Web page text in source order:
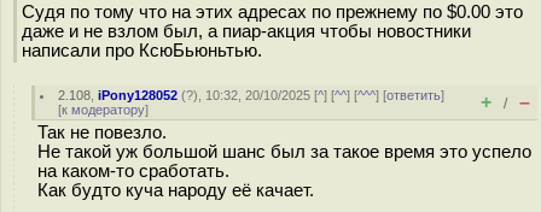
Судя по тому что на этих адресах по прежнему по $0.00 это
даже и не взлом был, а пиар-акция чтобы новостники
написали про КсюБьюньтью.
2.108 ,iPony128052 (?), 10:32, 20/10/2025 [^] [^^] [^^^] [ответить]
[к модератору] + / –
Так не повезло.
Не такой уж большой шанс был за такое время это успело
на каком-то сработать.
Как будто куча народу её качает.